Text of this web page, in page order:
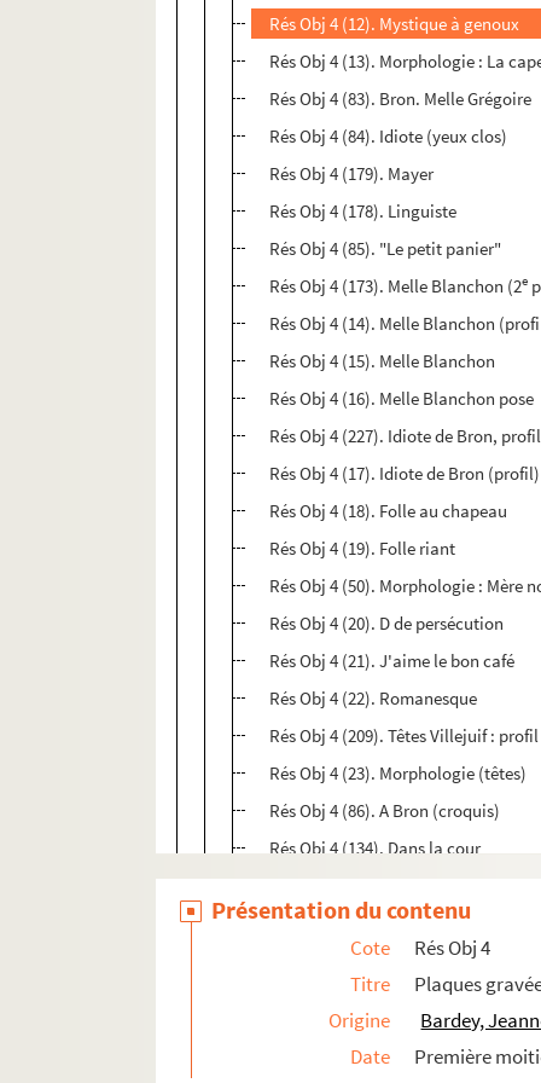
Rés Obj 4 (12). Mystique à genoux
Rés Obj 4 (13). Morphologie : La
Rés Obj 4 (83). Bron. Melle Grégoire
Rés Obj 4 (84). Idiote (yeux clos)
Rés Obj 4 (179). Mayer
Rés Obj 4 (178). Linguiste
Rés Obj 4 (85). "Le petit panier"
Rés Obj 4 (173). Melle Blanchon (2e
Rés Obj 4 (14). Melle Blanchon
Rés Obj 4 (15). Melle Blanchon
Rés Obj 4 (16). Melle Blanchon pose
Rés Obj 4 (227). Idiote de Bron,
Rés Obj 4 (17). Idiote de Bron (profil)
Rés Obj 4 (18). Folle au chapeau
Rés Obj 4 (19). Folle riant
Rés Obj 4 (50). Morphologie : Mère
Rés Obj 4 (20). D de persécution
Rés Obj 4 (21). J'aime le bon café
Rés Obj 4 (22). Romanesque
Rés Obj 4 (209). Têtes Villejuif :
Rés Obj 4 (23). Morphologie (têtes)
Rés Obj 4 (86). A Bron (croquis)
Rés Obj 4 (134). Dans la cour
Rés Obj 4 (138). La Tailhat : Tête de
Rés Obj 4 (51). Mégalomane: profil,
Rés Obj 4 (24). Louis de Gonzague
Rés Obj 4 (136). Saint Patrick
Présentation du contenu
Cote
Rés Obj 4
Titre
Plaques
Origine
Bardey,
Date
Première